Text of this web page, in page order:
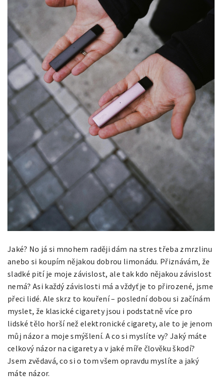
Jaké? No já si mnohem raději dám na stres třeba zmrzlinu
anebo si koupím nějakou dobrou limonádu. Přiznávám, že
sladké pití je moje závislost, ale tak kdo nějakou závislost
nemá? Asi každý závislosti má a vždyť je to přirozené, jsme
přeci lidé. Ale skrz to kouření – poslední dobou si začínám
myslet, že klasické cigarety jsou i podstatně více pro
lidské tělo horší než elektronické cigarety, ale to je jenom
můj názor a moje smýšlení. A co si myslíte vy? Jaký máte
celkový názor na cigarety a v jaké míře člověku škodí?
Jsem zvědavá, co si o tom všem opravdu myslíte a jaký
máte názor.